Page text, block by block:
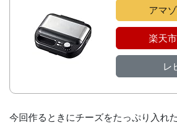
アマ
楽天
レ
今回作るときにチーズをたっぷり入れ